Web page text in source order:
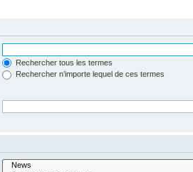
Rechercher tous les termes
Rechercher n’importe lequel de ces termes